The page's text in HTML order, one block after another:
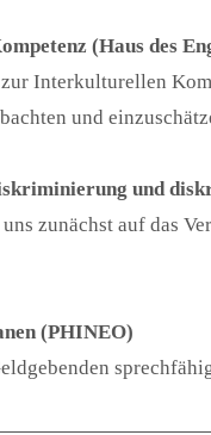
(Haus des
Interkulturellen
und
und
zunächst auf das
(PHINEO)